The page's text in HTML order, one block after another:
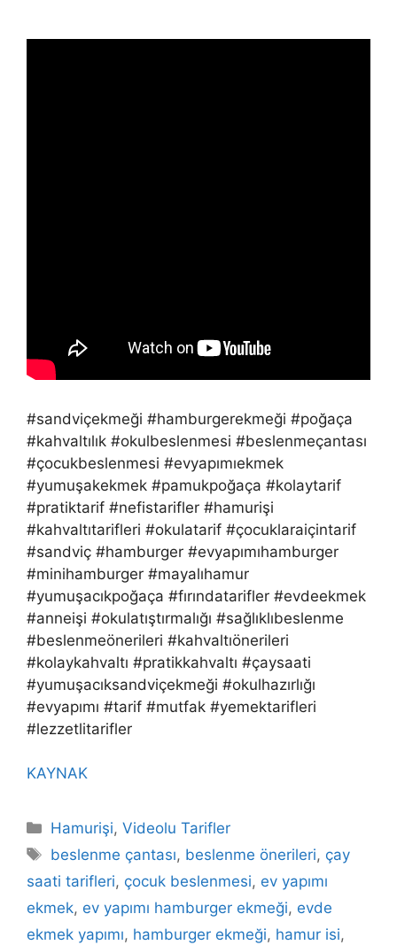
#sandviçekmeği #hamburgerekmeği #poğaça
#kahvaltılık #okulbeslenmesi #beslenmeçantası
#çocukbeslenmesi #evyapımıekmek
#yumuşakekmek #pamukpoğaça #kolaytarif
#pratiktarif #nefistarifler #hamurişi
#kahvaltıtarifleri #okulatarif #çocuklaraiçintarif
#sandviç #hamburger #evyapımıhamburger
#minihamburger #mayalıhamur
#yumuşacıkpoğaça #fırındatarifler #evdeekmek
#anneişi #okulatıştırmalığı #sağlıklıbeslenme
#beslenmeönerileri #kahvaltıönerileri
#kolaykahvaltı #pratikkahvaltı #çaysaati
#yumuşacıksandviçekmeği #okulhazırlığı
#evyapımı #tarif #mutfak #yemektarifleri
#lezzetlitarifler
KAYNAK
Kategoriler
Hamurişi,Videolu Tarifler
Etiketler
beslenme çantası, beslenme önerileri, çay
saati tarifleri, çocuk beslenmesi, ev yapımı
ekmek, ev yapımı hamburger ekmeği, evde
ekmek yapımı, hamburger ekmeği, hamur isi,